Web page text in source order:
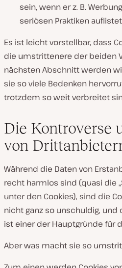
sein, wenn er z. B.
seriösen Praktiken
Es ist leicht vorstellbar, dass
die umstrittenere der beiden
nächsten Abschnitt werden
sie so viele Bedenken
trotzdem so weit verbreitet
Die Kontroverse
von
Während die Daten von
recht harmlos sind (quasi die
unter den Cookies), sind die
nicht ganz so unschuldig, und
ist einer der Hauptgründe für
Aber was macht sie so